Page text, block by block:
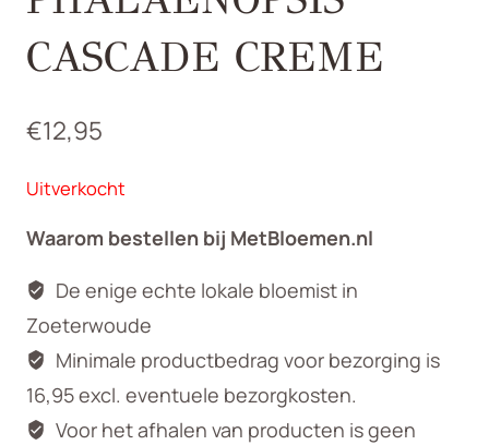
CASCADE CREME
€12,95
Uitverkocht
Waarom bestellen bij MetBloemen.nl
De enige echte lokale bloemist in
Zoeterwoude
Minimale productbedrag voor bezorging is
16,95 excl. eventuele bezorgkosten.
Voor het afhalen van producten is geen